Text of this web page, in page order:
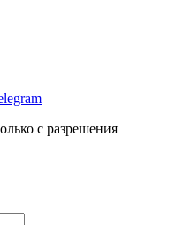
с разрешения